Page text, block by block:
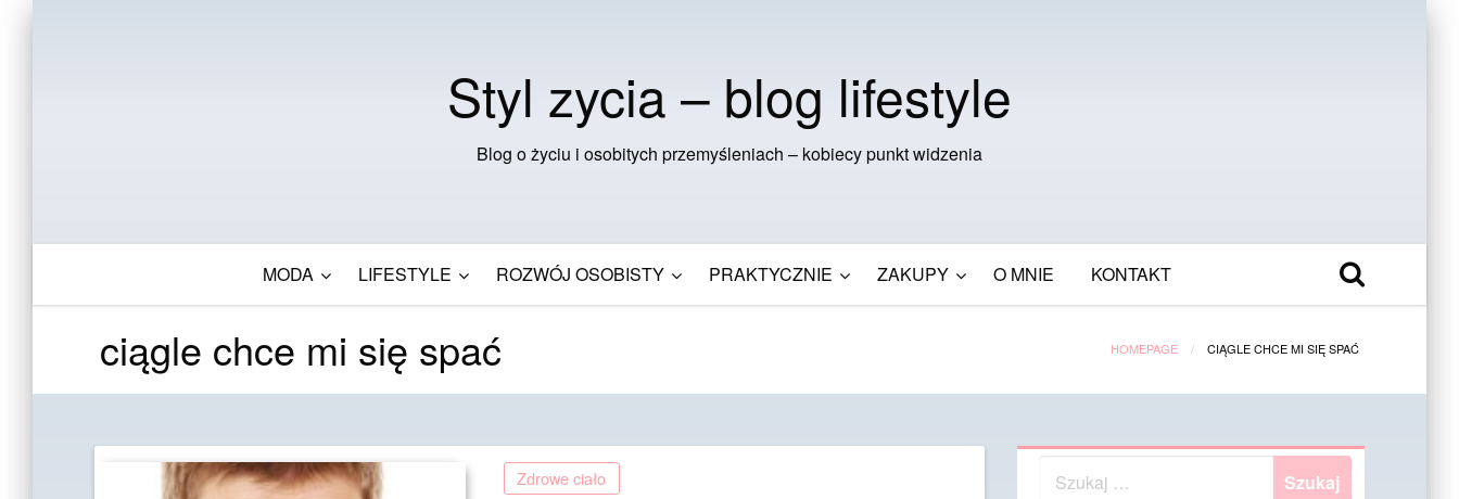
Styl zycia – blog lifestyle
Blog o życiu i osobitych przemyśleniach – kobiecy punkt widzenia
MODA LIFESTYLE ROZWÓJ OSOBISTY PRAKTYCZNIE ZAKUPY O MNIE KONTAKT
ciągle chce mi się spać HOMEPAGE CIĄGLE CHCE MI SIĘ SPAĆ
Zdrowe ciało